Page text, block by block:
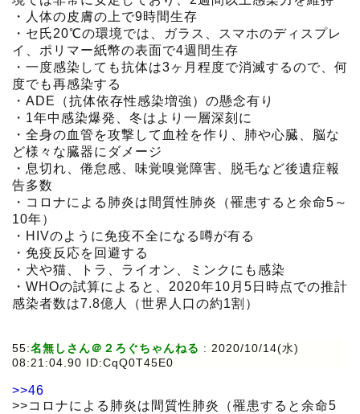
・人体の皮膚の上で9時間生存
・セ氏20℃の環境では、ガラス、スマホのディスプレ
イ、ポリマー紙幣の表面で4週間生存
・一度感染しても抗体は3ヶ月程度で消滅するので、何
度でも再感染する
・ADE（抗体依存性感染増強）の懸念有り
・1年中感染爆発、冬はより一層深刻に
・全身の血管を攻撃して血栓を作り、肺や心臓、脳な
ど様々な臓器にダメージ
・息切れ、倦怠感、味覚嗅覚障害、脱毛など後遺症報
告多数
・コロナによる肺炎は間質性肺炎（罹患すると余命5～
10年）
・HIVのように免疫不全になる噂が有る
・免疫反応を回避する
・犬や猫、トラ、ライオン、ミンクにも感染
・WHOの試算によると、2020年10月5日時点での推計
感染者数は7.8億人（世界人口の約1割）
55:名無しさん＠２ろぐちゃんねる : 2020/10/14(水)
08:21:04.90 ID:CqQ0T45E0
>>46
>>コロナによる肺炎は間質性肺炎（罹患すると余命5